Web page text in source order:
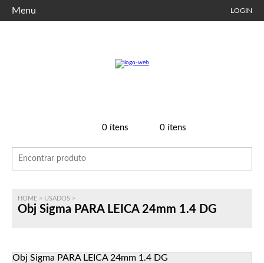
Menu LOGIN
0ítens 0ítens
HOME > USADOS >
Obj Sigma PARA LEICA 24mm 1.4 DG
Obj Sigma PARA LEICA 24mm 1.4 DG